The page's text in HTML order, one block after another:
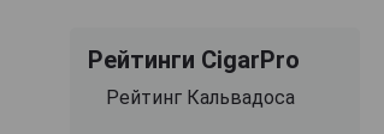
Рейтинги CigarPro
Рейтинг Кальвадоса